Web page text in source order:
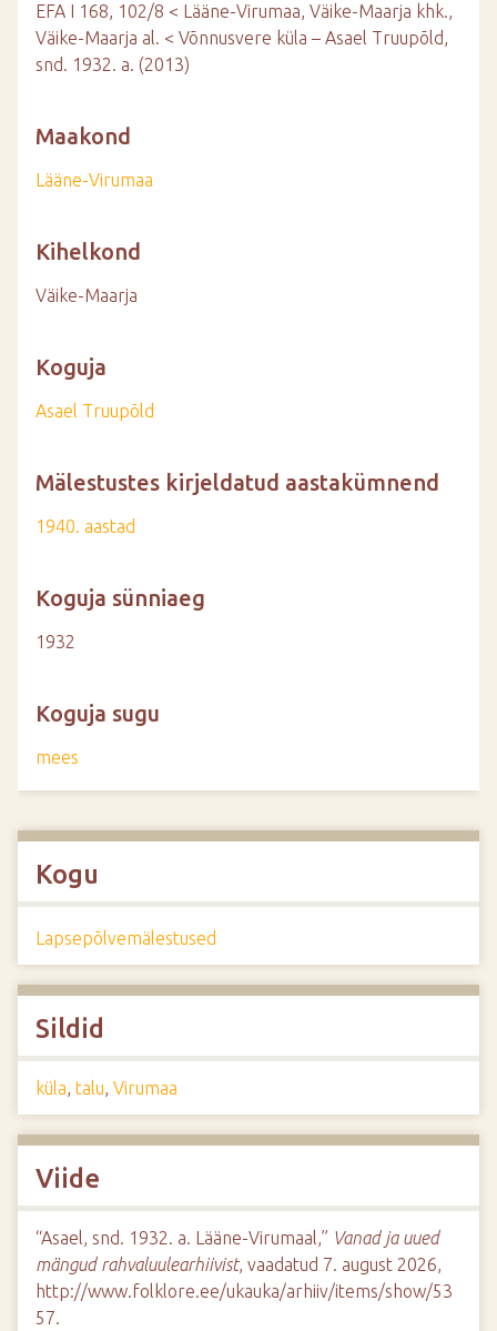
EFA I 168, 102/8 < Lääne-Virumaa, Väike-Maarja khk.,
Väike-Maarja al. < Võnnusvere küla – Asael Truupõld,
snd. 1932. a. (2013)
Maakond
Lääne-Virumaa
Kihelkond
Väike-Maarja
Koguja
Asael Truupõld
Mälestustes kirjeldatud aastakümnend
1940. aastad
Koguja sünniaeg
1932
Koguja sugu
mees
Kogu
Lapsepõlvemälestused
Sildid
küla, talu, Virumaa
Viide
“Asael, snd. 1932. a. Lääne-Virumaal,” Vanad ja uued
mängud rahvaluulearhiivist, vaadatud 7. august 2026,
http://www.folklore.ee/ukauka/arhiiv/items/show/53
57.